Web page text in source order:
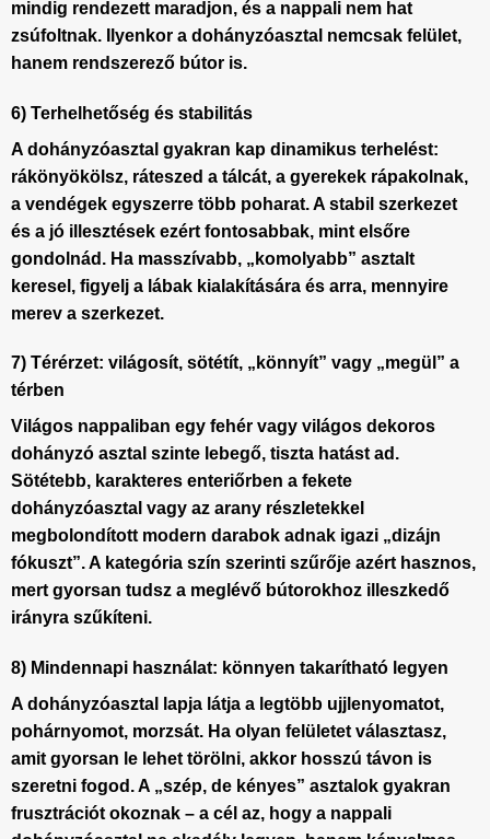
mindig rendezett maradjon, és a nappali nem hat
zsúfoltnak. Ilyenkor a dohányzóasztal nemcsak felület,
hanem rendszerező bútor is.
6) Terhelhetőség és stabilitás
A dohányzóasztal gyakran kap dinamikus terhelést:
rákönyökölsz, ráteszed a tálcát, a gyerekek rápakolnak,
a vendégek egyszerre több poharat. A stabil szerkezet
és a jó illesztések ezért fontosabbak, mint elsőre
gondolnád. Ha masszívabb, „komolyabb” asztalt
keresel, figyelj a lábak kialakítására és arra, mennyire
merev a szerkezet.
7) Térérzet: világosít, sötétít, „könnyít” vagy „megül” a
térben
Világos nappaliban egy fehér vagy világos dekoros
dohányzó asztal szinte lebegő, tiszta hatást ad.
Sötétebb, karakteres enteriőrben a fekete
dohányzóasztal vagy az arany részletekkel
megbolondított modern darabok adnak igazi „dizájn
fókuszt”. A kategória szín szerinti szűrője azért hasznos,
mert gyorsan tudsz a meglévő bútorokhoz illeszkedő
irányra szűkíteni.
8) Mindennapi használat: könnyen takarítható legyen
A dohányzóasztal lapja látja a legtöbb ujjlenyomatot,
pohárnyomot, morzsát. Ha olyan felületet választasz,
amit gyorsan le lehet törölni, akkor hosszú távon is
szeretni fogod. A „szép, de kényes” asztalok gyakran
frusztrációt okoznak – a cél az, hogy a nappali